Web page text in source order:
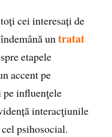
cei interesați de
untratat
etapele
accent pe
pe influenţele
interacţiunile
psihosocial.